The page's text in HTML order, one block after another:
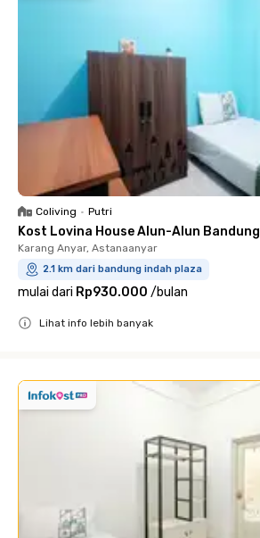
Coliving • Putri
Kost Lovina House Alun-Alun Bandung
Karang Anyar, Astanaanyar
2.1 km dari bandung indah plaza
mulai dari Rp930.000 /bulan
Lihat info lebih banyak